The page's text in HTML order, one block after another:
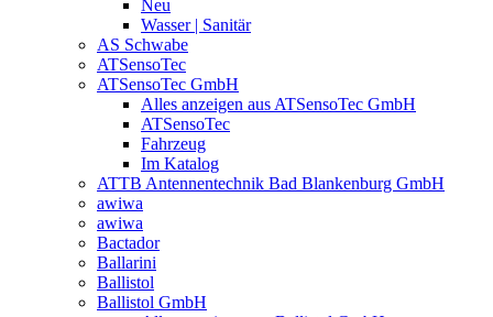
Neu
Wasser | Sanitär
AS Schwabe
ATSensoTec
ATSensoTec GmbH
Alles anzeigen aus ATSensoTec GmbH
ATSensoTec
Fahrzeug
Im Katalog
ATTB Antennentechnik Bad Blankenburg GmbH
awiwa
awiwa
Bactador
Ballarini
Ballistol
Ballistol GmbH